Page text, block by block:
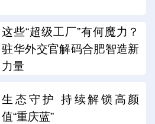
这些“超级工厂”有何魔力？
驻华外交官解码合肥智造新
力量
生态守护 持续解锁高颜
值“重庆蓝”